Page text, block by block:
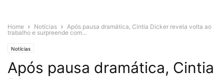
Home Notícias
Após pausa dramática, Cintia Dicker revela volta ao
trabalho e surpreende com...
Notícias
Após pausa dramática, Cintia